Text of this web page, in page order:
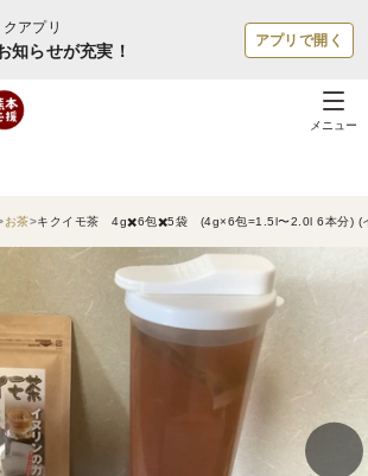
アプリ
知らせが充実！
アプリで開く
メニュー
お茶 キクイモ茶 4g✖️6包✖️5袋 (4g×6包=1.5l〜2.0l 6本分) (イ